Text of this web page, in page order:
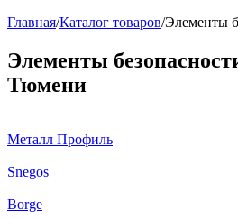
Главная/Каталог товаров/Элементы
Элементы
Тюмени
Металл Профиль
Snegos
Borge